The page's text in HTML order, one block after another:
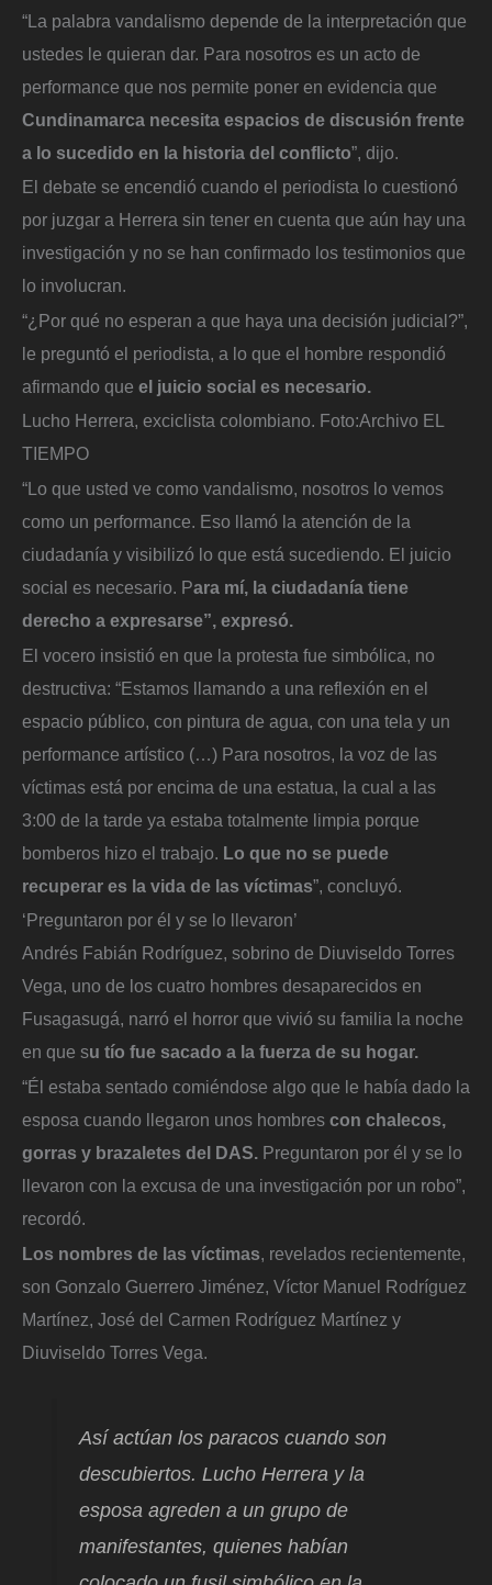
“La palabra vandalismo depende de la interpretación que
ustedes le quieran dar. Para nosotros es un acto de
performance que nos permite poner en evidencia que
Cundinamarca necesita espacios de discusión frente
a lo sucedido en la historia del conflicto”, dijo.
El debate se encendió cuando el periodista lo cuestionó
por juzgar a Herrera sin tener en cuenta que aún hay una
investigación y no se han confirmado los testimonios que
lo involucran.
“¿Por qué no esperan a que haya una decisión judicial?”,
le preguntó el periodista, a lo que el hombre respondió
afirmando que el juicio social es necesario.
Lucho Herrera, exciclista colombiano. Foto:Archivo EL
TIEMPO
“Lo que usted ve como vandalismo, nosotros lo vemos
como un performance. Eso llamó la atención de la
ciudadanía y visibilizó lo que está sucediendo. El juicio
social es necesario. Para mí, la ciudadanía tiene
derecho a expresarse”, expresó.
El vocero insistió en que la protesta fue simbólica, no
destructiva: “Estamos llamando a una reflexión en el
espacio público, con pintura de agua, con una tela y un
performance artístico (…) Para nosotros, la voz de las
víctimas está por encima de una estatua, la cual a las
3:00 de la tarde ya estaba totalmente limpia porque
bomberos hizo el trabajo. Lo que no se puede
recuperar es la vida de las víctimas”, concluyó.
‘Preguntaron por él y se lo llevaron’
Andrés Fabián Rodríguez, sobrino de Diuviseldo Torres
Vega, uno de los cuatro hombres desaparecidos en
Fusagasugá, narró el horror que vivió su familia la noche
en que su tío fue sacado a la fuerza de su hogar.
“Él estaba sentado comiéndose algo que le había dado la
esposa cuando llegaron unos hombres con chalecos,
gorras y brazaletes del DAS. Preguntaron por él y se lo
llevaron con la excusa de una investigación por un robo”,
recordó.
Los nombres de las víctimas, revelados recientemente,
son Gonzalo Guerrero Jiménez, Víctor Manuel Rodríguez
Martínez, José del Carmen Rodríguez Martínez y
Diuviseldo Torres Vega.
Así actúan los paracos cuando son
descubiertos. Lucho Herrera y la
esposa agreden a un grupo de
manifestantes, quienes habían